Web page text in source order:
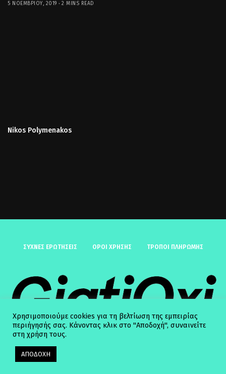
5 ΝΟΕΜΒΡΊΟΥ, 2019 2 MINS READ
Nikos Polymenakos
ΣΥΧΝΈΣ ΕΡΩΤΉΣΕΙΣ ΟΡΟΙ ΧΡΗΣΗΣ ΤΡΟΠΟΙ ΠΛΗΡΩΜΗΣ
© 2025 GiatiOxi. All Rights Reserved.
Χρησιμοποιούμε cookies για τη βελτίωση της εμπειρίας
περιήγησής σας. Κάνοντας κλικ στο "Αποδοχή", συναινείτε
στη χρήση τους.
ΑΠΟΔΟΧΗ